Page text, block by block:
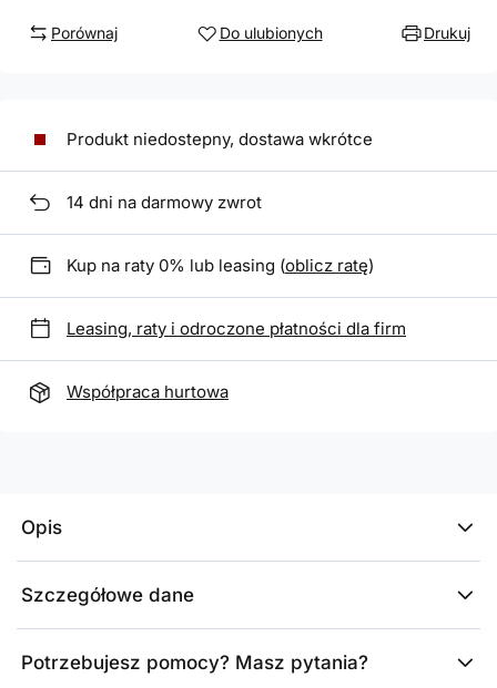
Porównaj Do ulubionych Drukuj
Produkt niedostepny, dostawa wkrótce
14 dni na darmowy zwrot
Kup na raty 0% lub leasing (oblicz ratę)
Leasing, raty i odroczone płatności dla firm
Współpraca hurtowa
Opis
Szczegółowe dane
Potrzebujesz pomocy? Masz pytania?